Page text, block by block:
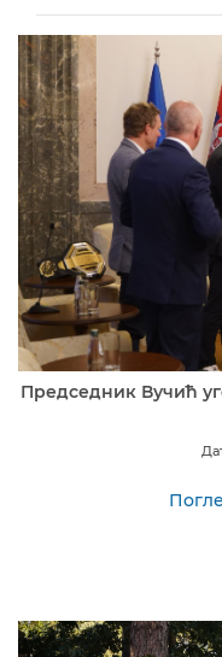
Председник Вучић